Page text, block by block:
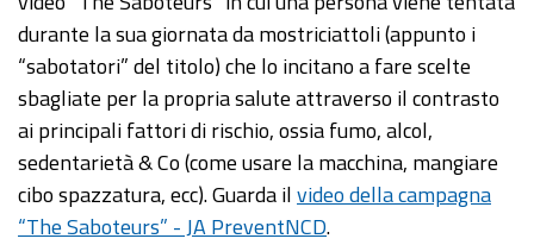
durante la sua giornata da mostriciattoli (appunto i
“sabotatori” del titolo) che lo incitano a fare scelte
sbagliate per la propria salute attraverso il contrasto
ai principali fattori di rischio, ossia fumo, alcol,
sedentarietà & Co (come usare la macchina, mangiare
cibo spazzatura, ecc). Guarda ilvideo della campagna
“The Saboteurs” - JA PreventNCD.